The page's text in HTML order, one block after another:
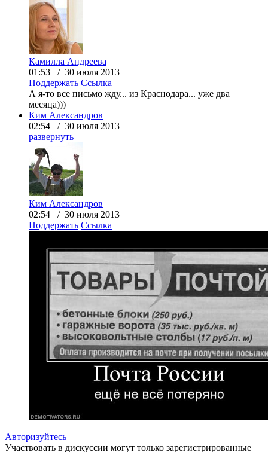
Камилла Андреева
01:53 / 30 июля 2013
Поддержать Ссылка
А я-то все письмо жду... из Краснодара... уже два
месяца)))
Ким Александров
02:54 / 30 июля 2013
развернуть
Ким Александров
02:54 / 30 июля 2013
Поддержать Ссылка
Авторизуйтесь
Участвовать в дискуссии могут только зарегистрированные